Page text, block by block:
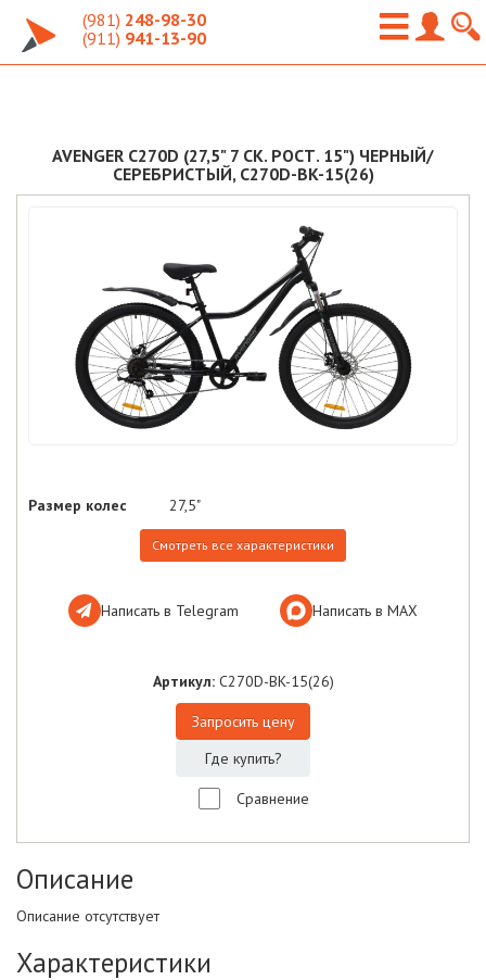
(981) 248-98-30
(911) 941-13-90
AVENGER C270D (27,5" 7 СК. РОСТ. 15") ЧЕРНЫЙ/
СЕРЕБРИСТЫЙ, C270D-BK-15(26)
Размер колес 27,5"
Смотреть все характеристики
Написать в Telegram Написать в МАХ
Артикул: C270D-BK-15(26)
Запросить цену
Где купить?
Сравнение
Описание
Описание отсутствует
Характеристики